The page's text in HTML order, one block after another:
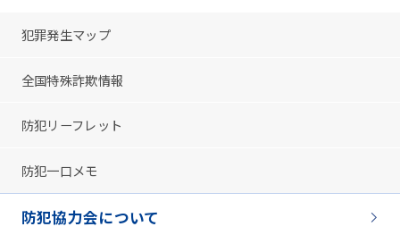
犯罪発生マップ
全国特殊詐欺情報
防犯リーフレット
防犯一口メモ
防犯協力会について